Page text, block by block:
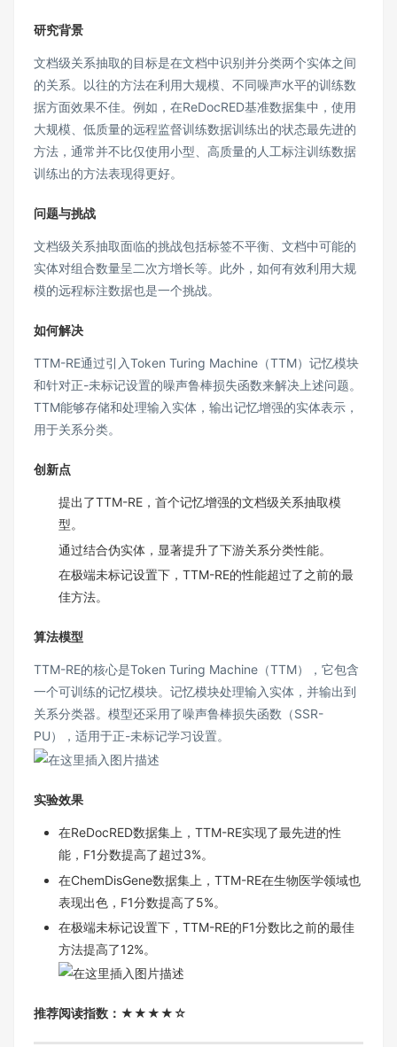
研究背景
文档级关系抽取的目标是在文档中识别并分类两个实体之间
的关系。以往的方法在利用大规模、不同噪声水平的训练数
据方面效果不佳。例如，在ReDocRED基准数据集中，使用
大规模、低质量的远程监督训练数据训练出的状态最先进的
方法，通常并不比仅使用小型、高质量的人工标注训练数据
训练出的方法表现得更好。
问题与挑战
文档级关系抽取面临的挑战包括标签不平衡、文档中可能的
实体对组合数量呈二次方增长等。此外，如何有效利用大规
模的远程标注数据也是一个挑战。
如何解决
TTM-RE通过引入Token Turing Machine（TTM）记忆模块
和针对正-未标记设置的噪声鲁棒损失函数来解决上述问题。
TTM能够存储和处理输入实体，输出记忆增强的实体表示，
用于关系分类。
创新点
提出了TTM-RE，首个记忆增强的文档级关系抽取模
型。
通过结合伪实体，显著提升了下游关系分类性能。
在极端未标记设置下，TTM-RE的性能超过了之前的最
佳方法。
算法模型
TTM-RE的核心是Token Turing Machine（TTM），它包含
一个可训练的记忆模块。记忆模块处理输入实体，并输出到
关系分类器。模型还采用了噪声鲁棒损失函数（SSR-
PU），适用于正-未标记学习设置。
实验效果
在ReDocRED数据集上，TTM-RE实现了最先进的性
能，F1分数提高了超过3%。
在ChemDisGene数据集上，TTM-RE在生物医学领域也
表现出色，F1分数提高了5%。
在极端未标记设置下，TTM-RE的F1分数比之前的最佳
方法提高了12%。
推荐阅读指数：★★★★☆